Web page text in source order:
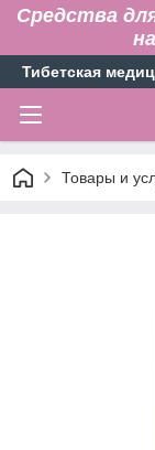
Средства
Тибетская
Товары и